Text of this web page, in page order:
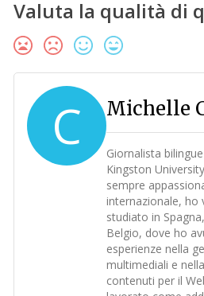
Valuta la qualità di
C Michelle
Giornalista
Kingston
sempre
internazionale, ho
studiato in
Belgio, dove ho
esperienze nella
multimediali e
contenuti per il